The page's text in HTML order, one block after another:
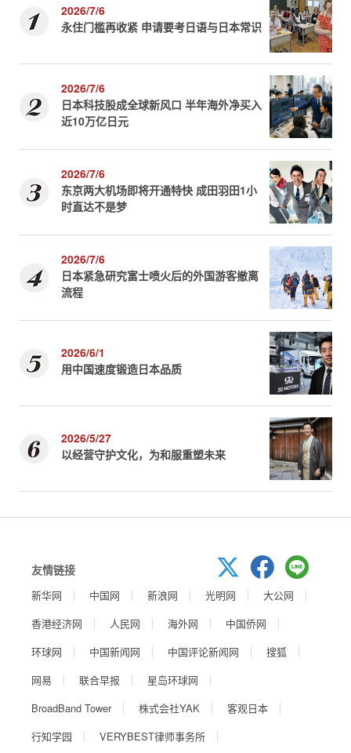
2026/7/6
永住门槛再收紧 申请要考日语与日本常识
2026/7/6
日本科技股成全球新风口 半年海外净买入
近10万亿日元
2026/7/6
东京两大机场即将开通特快 成田羽田1小
时直达不是梦
2026/7/6
日本紧急研究富士喷火后的外国游客撤离
流程
2026/6/1
用中国速度锻造日本品质
2026/5/27
以经营守护文化，为和服重塑未来
友情链接
新华网 中国网 新浪网 光明网
大公网
香港经济网
人民网 海外网
中国侨网
环球网
中国新闻网 中国评论新闻网
搜狐
网易
联合早报
星岛环球网
BroadBand Tower
株式会社YAK
客观日本
行知学园
VERYBEST律师事务所